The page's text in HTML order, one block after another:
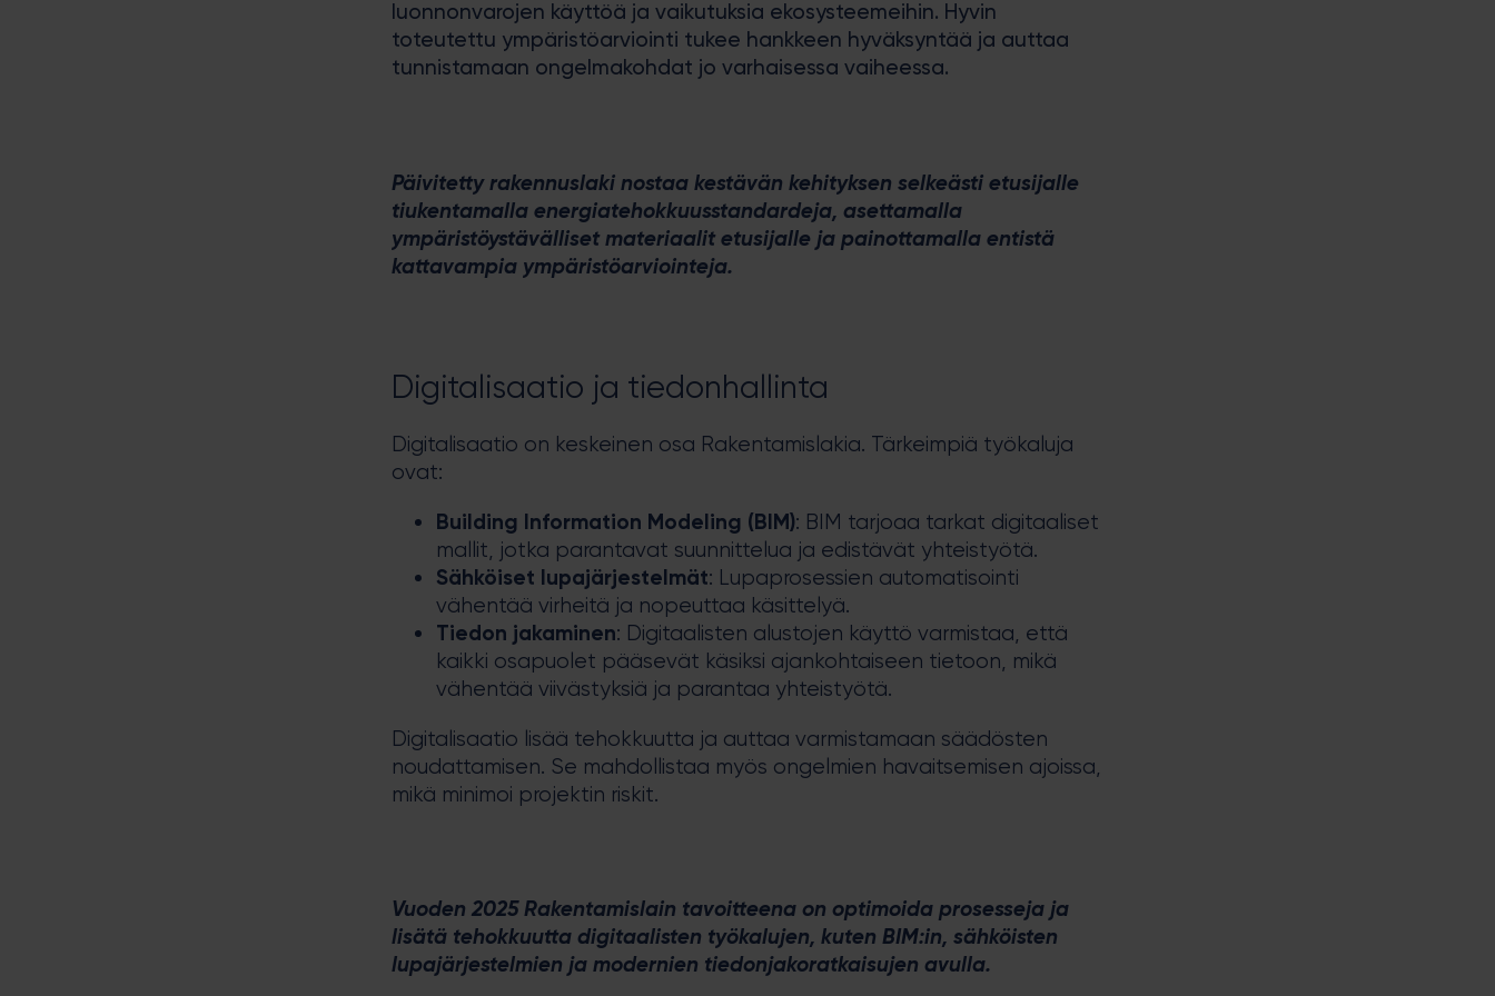
luonnonvarojen käyttöä ja vaikutuksia ekosysteemeihin. Hyvin
toteutettu ympäristöarviointi tukee hankkeen hyväksyntää ja auttaa
tunnistamaan ongelmakohdat jo varhaisessa vaiheessa.
Päivitetty rakennuslaki nostaa kestävän kehityksen selkeästi etusijalle
tiukentamalla energiatehokkuusstandardeja, asettamalla
ympäristöystävälliset materiaalit etusijalle ja painottamalla entistä
kattavampia ympäristöarviointeja.
Digitalisaatio ja tiedonhallinta
Digitalisaatio on keskeinen osa Rakentamislakia. Tärkeimpiä työkaluja
ovat:
Building Information Modeling (BIM): BIM tarjoaa tarkat digitaaliset
mallit, jotka parantavat suunnittelua ja edistävät yhteistyötä.
Sähköiset lupajärjestelmät: Lupaprosessien automatisointi
vähentää virheitä ja nopeuttaa käsittelyä.
Tiedon jakaminen: Digitaalisten alustojen käyttö varmistaa, että
kaikki osapuolet pääsevät käsiksi ajankohtaiseen tietoon, mikä
vähentää viivästyksiä ja parantaa yhteistyötä.
Digitalisaatio lisää tehokkuutta ja auttaa varmistamaan säädösten
noudattamisen. Se mahdollistaa myös ongelmien havaitsemisen ajoissa,
mikä minimoi projektin riskit.
Vuoden 2025 Rakentamislain tavoitteena on optimoida prosesseja ja
lisätä tehokkuutta digitaalisten työkalujen, kuten BIM:in, sähköisten
lupajärjestelmien ja modernien tiedonjakoratkaisujen avulla.